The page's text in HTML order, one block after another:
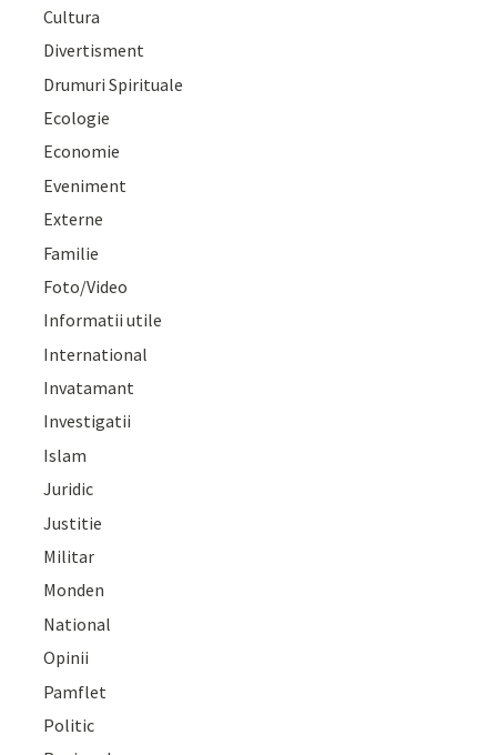
Cultura
Divertisment
Drumuri Spirituale
Ecologie
Economie
Eveniment
Externe
Familie
Foto/Video
Informatii utile
International
Invatamant
Investigatii
Islam
Juridic
Justitie
Militar
Monden
National
Opinii
Pamflet
Politic